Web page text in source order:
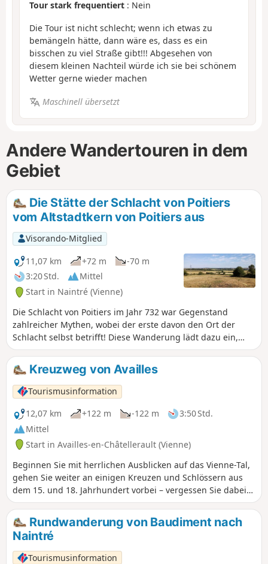
Tour stark frequentiert : Nein
Die Tour ist nicht schlecht; wenn ich etwas zu
bemängeln hätte, dann wäre es, dass es ein
bisschen zu viel Straße gibt!!! Abgesehen von
diesem kleinen Nachteil würde ich sie bei schönem
Wetter gerne wieder machen
Maschinell übersetzt
Andere Wandertouren in dem
Gebiet
Die Stätte der Schlacht von Poitiers
vom Altstadtkern von Poitiers aus
Visorando-Mitglied
11,07 km
+72 m
-70 m
3:20 Std.
Mittel
Start in Naintré (Vienne)
Die Schlacht von Poitiers im Jahr 732 war Gegenstand
zahlreicher Mythen, wobei der erste davon den Ort der
Schlacht selbst betrifft! Diese Wanderung lädt dazu ein,
den Ort zu entdecken, der von zeitgenössischen Historikern
als der wahrscheinlichste angesehen wird und deutlich
nördlicher liegt als die ehemalige Hauptstadt der Pictaven.
Der Start erfolgt an den Ruinen des gallorömischen
Amphitheaters im Altstadtviertel von Poitiers.
Kreuzweg von Availles
Tourismusinformation
12,07 km
+122 m -122 m
3:50 Std.
Mittel
Start in Availles-en-Châtellerault (Vienne)
Beginnen Sie mit herrlichen Ausblicken auf das Vienne-Tal,
gehen Sie weiter an einigen Kreuzen und Schlössern aus
dem 15. und 18. Jahrhundert vorbei – vergessen Sie dabei
nicht, einen Abstecher zum Schloss Chitré zu machen – und
beenden Sie den Rundgang an der berühmten Ölmühle
„Lépine“ mit ihrer Ölpresse. Im Weiler Prinçay erwartet Sie
ein Picknickplatz.
Rundwanderung von Baudiment nach
Naintré
Tourismusinformation